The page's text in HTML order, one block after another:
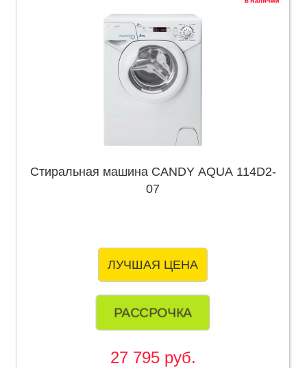
Стиральная машина CANDY AQUA 114D2-
07
ЛУЧШАЯ ЦЕНА
РАССРОЧКА
27 795 руб.